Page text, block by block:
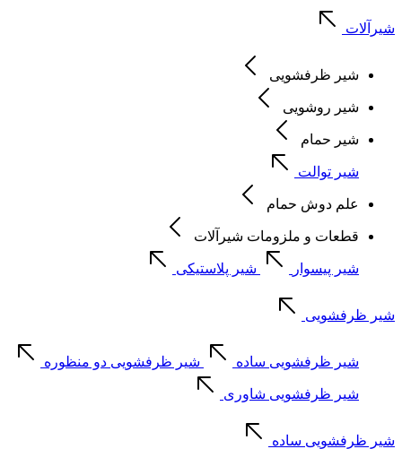
شیرآلات
شیر ظرفشویی
شیر روشویی
شیر حمام
شیر توالت
علم دوش حمام
قطعات و ملزومات شیرآلات
شیر پیسوار شیر پلاستیکی
شیر ظرفشویی
شیر ظرفشویی ساده شیر ظرفشویی دو منظوره
شیر ظرفشویی شاوری
شیر ظرفشویی ساده